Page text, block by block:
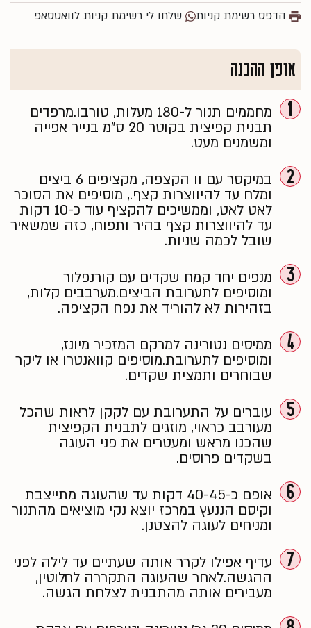
הדפס רשימת קניות שלחו לי רשימת קניות לוואטסאפ
אופן ההכנה
1 מחממים תנור ל-180 מעלות, טורבו.
מרפדים
תבנית קפיצית בקוטר 20 ס"מ בנייר אפייה
ומשמנים מעט.
2
במיקסר עם וו הקצפה, מקציפים 6 ביצים
ומלח עד להיווצרות קצף., מוסיפים את הסוכר
לאט לאט, וממשיכים להקציף עוד כ-10 דקות
עד להיווצרות קצף בהיר ותפוח, כזה שמשאיר
שובל לכמה שניות.
3
מנפים יחד קמח שקדים עם קורנפלור
ומוסיפים לתערובת הביצים.מערבבים קלות,
בזהירות לא להוריד את נפח הקציפה.
4
ממיסים נטורינה למרקם המזכיר מיונז,
ומוסיפים לתערובת.מוסיפים קוואנטרו או ליקר
שבוחרים ותמצית שקדים.
5
עוברים על התערובת עם לקקן לראות שהכל
מעורבב כראוי, מוזגים לתבנית הקפיצית
שהכנו מראש ומעטרים את פני העוגה
בשקדים פרוסים.
6
אופם כ-40-45 דקות עד שהעוגה מתייצבת
וקיסם הננעץ במרכז יוצא נקי מוציאים מהתנור
ומניחים לעוגה להצטנן.
7
עדיף אפילו לקרר אותה שעתיים עד לילה לפני
ההגשה.לאחר שהעוגה התקררה לחלוטין,
מעבירים אותה מהתבנית לצלחת הגשה.